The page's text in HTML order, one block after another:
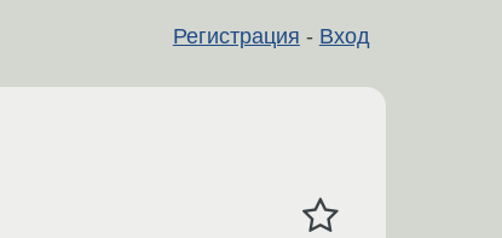
Регистрация - Вход